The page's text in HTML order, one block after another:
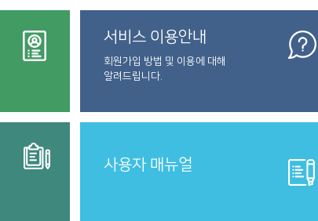
서비스 이용안내
회원가입 방법 및 이용에 대해
알려드립니다.
사용자 매뉴얼